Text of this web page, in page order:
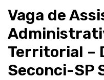
Vaga de
Territorial –
Seconci-SP